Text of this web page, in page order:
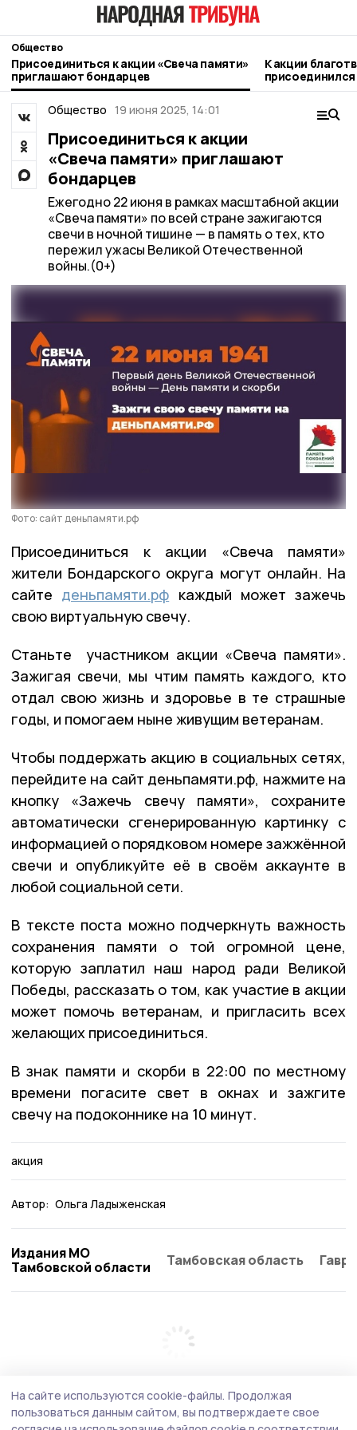
Общество
Присоединиться к акции «Свеча памяти»
приглашают бондарцев
К акции
ЦРБ
Общество 19 июня 2025, 14:01
Присоединиться к акции
«Свеча памяти» приглашают
бондарцев
Ежегодно 22 июня в рамках масштабной акции
«Свеча памяти» по всей стране зажигаются
свечи в ночной тишине — в память о тех, кто
пережил ужасы Великой Отечественной
войны.(0+)
Фото: сайт деньпамяти.рф
Присоединиться к акции «Свеча памяти»
жители Бондарского округа могут онлайн. На
сайте деньпамяти.рф каждый может зажечь
свою виртуальную свечу.
Станьте участником акции «Свеча памяти».
Зажигая свечи, мы чтим память каждого, кто
отдал свою жизнь и здоровье в те страшные
годы, и помогаем ныне живущим ветеранам.
Чтобы поддержать акцию в социальных сетях,
перейдите на сайт деньпамяти.рф, нажмите на
кнопку «Зажечь свечу памяти», сохраните
автоматически сгенерированную картинку с
информацией о порядковом номере зажжённой
свечи и опубликуйте её в своём аккаунте в
любой социальной сети.
В тексте поста можно подчеркнуть важность
сохранения памяти о той огромной цене,
которую заплатил наш народ ради Великой
Победы, рассказать о том, как участие в акции
может помочь ветеранам, и пригласить всех
желающих присоединиться.
В знак памяти и скорби в 22:00 по местному
времени погасите свет в окнах и зажгите
свечу на подоконнике на 10 минут.
акция
Автор: Ольга Ладыженская
Издания МО
Тамбовской области
Тамбовская область
На сайте используются cookie-файлы. Продолжая
пользоваться данным сайтом, вы подтверждаете свое